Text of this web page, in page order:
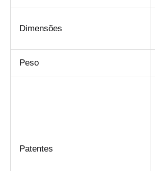
Dimensões
Peso
Patentes